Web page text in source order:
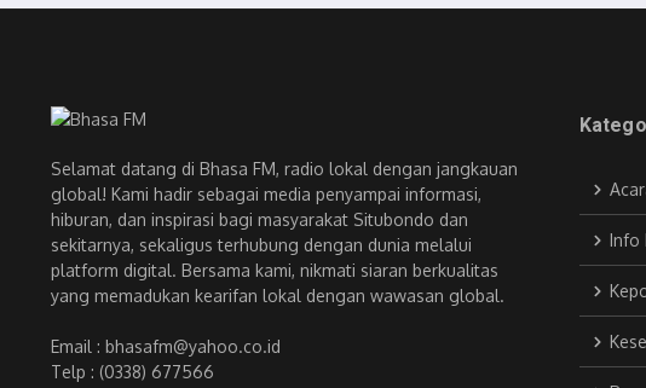
Selamat datang di Bhasa FM, radio lokal dengan jangkauan
global! Kami hadir sebagai media penyampai informasi,
hiburan, dan inspirasi bagi masyarakat Situbondo dan
sekitarnya, sekaligus terhubung dengan dunia melalui
platform digital. Bersama kami, nikmati siaran berkualitas
yang memadukan kearifan lokal dengan wawasan global.
Email : bhasafm@yahoo.co.id
Telp : (0338) 677566
Info